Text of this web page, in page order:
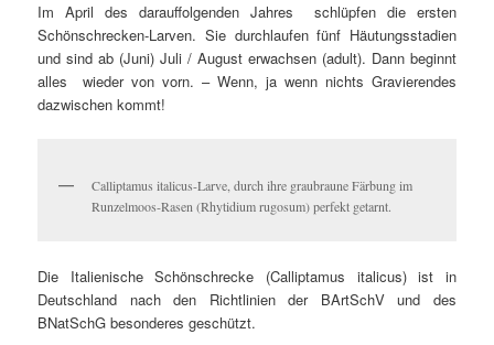
Im April des darauffolgenden Jahres schlüpfen die ersten
Schönschrecken-Larven. Sie durchlaufen fünf Häutungsstadien
und sind ab (Juni) Juli / August erwachsen (adult). Dann beginnt
alles wieder von vorn. – Wenn, ja wenn nichts Gravierendes
dazwischen kommt!
Calliptamus italicus-Larve, durch ihre graubraune Färbung im
Runzelmoos-Rasen (Rhytidium rugosum) perfekt getarnt.
Die Italienische Schönschrecke (Calliptamus italicus) ist in
Deutschland nach den Richtlinien der BArtSchV und des
BNatSchG besonderes geschützt.